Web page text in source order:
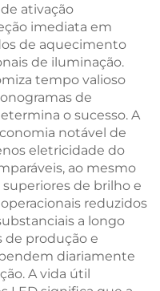
ativação
imediata em
de aquecimento
de iluminação.
tempo valioso
de
o sucesso. A
notável de
eletricidade do
ao mesmo
de brilho e
reduzidos
a longo
de produção e
diariamente
A vida útil